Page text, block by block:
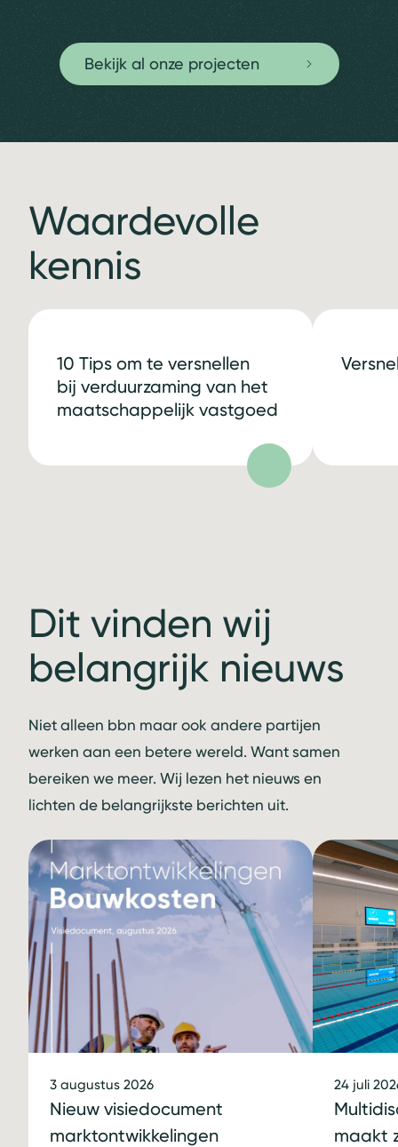
Bekijk al onze projecten
Waardevolle
kennis
10 Tips om te versnellen
bij verduurzaming van het
maatschappelijk vastgoed
Dit vinden wij
belangrijk nieuws
Niet alleen bbn maar ook andere partijen
werken aan een betere wereld. Want samen
bereiken we meer. Wij lezen het nieuws en
lichten de belangrijkste berichten uit.
3 augustus 2026
Nieuw visiedocument
marktontwikkelingen
24 juli
maakt